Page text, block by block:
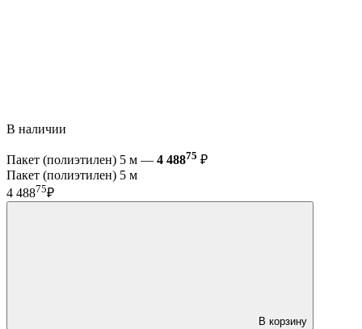
В наличии
Пакет (полиэтилен) 5 м — 4 48875 ₽
Пакет (полиэтилен) 5 м
4 48875₽
В корзину